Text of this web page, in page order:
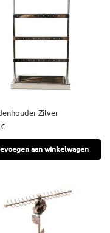
Zilver
€
aan winkelwagen